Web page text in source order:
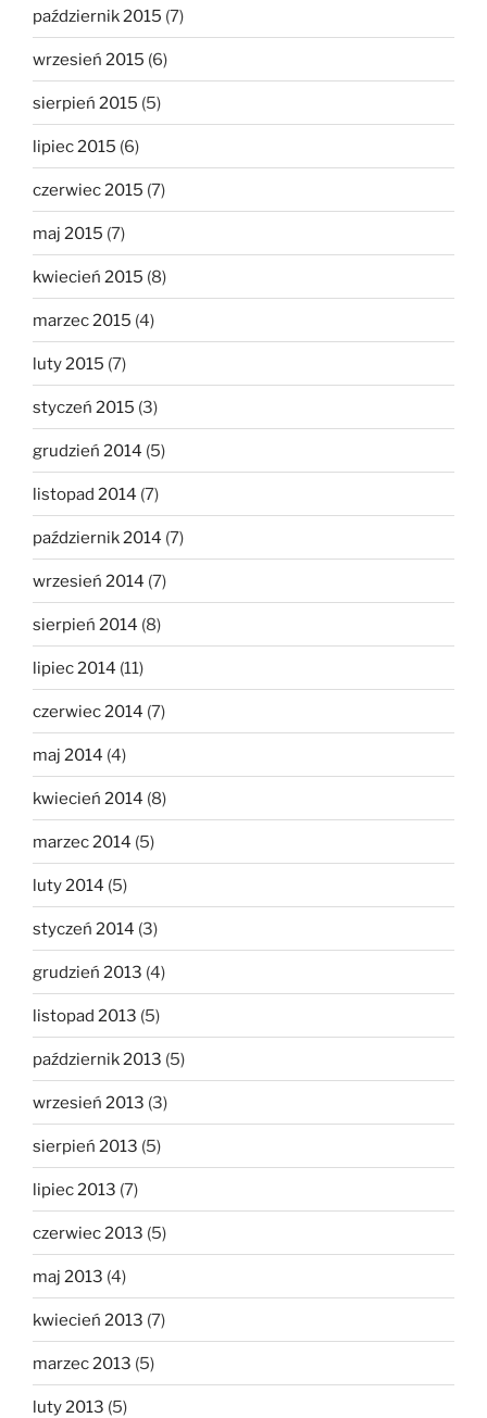
październik 2015 (7)
wrzesień 2015 (6)
sierpień 2015 (5)
lipiec 2015 (6)
czerwiec 2015 (7)
maj 2015 (7)
kwiecień 2015 (8)
marzec 2015 (4)
luty 2015 (7)
styczeń 2015 (3)
grudzień 2014 (5)
listopad 2014 (7)
październik 2014 (7)
wrzesień 2014 (7)
sierpień 2014 (8)
lipiec 2014 (11)
czerwiec 2014 (7)
maj 2014 (4)
kwiecień 2014 (8)
marzec 2014 (5)
luty 2014 (5)
styczeń 2014 (3)
grudzień 2013 (4)
listopad 2013 (5)
październik 2013 (5)
wrzesień 2013 (3)
sierpień 2013 (5)
lipiec 2013 (7)
czerwiec 2013 (5)
maj 2013 (4)
kwiecień 2013 (7)
marzec 2013 (5)
luty 2013 (5)